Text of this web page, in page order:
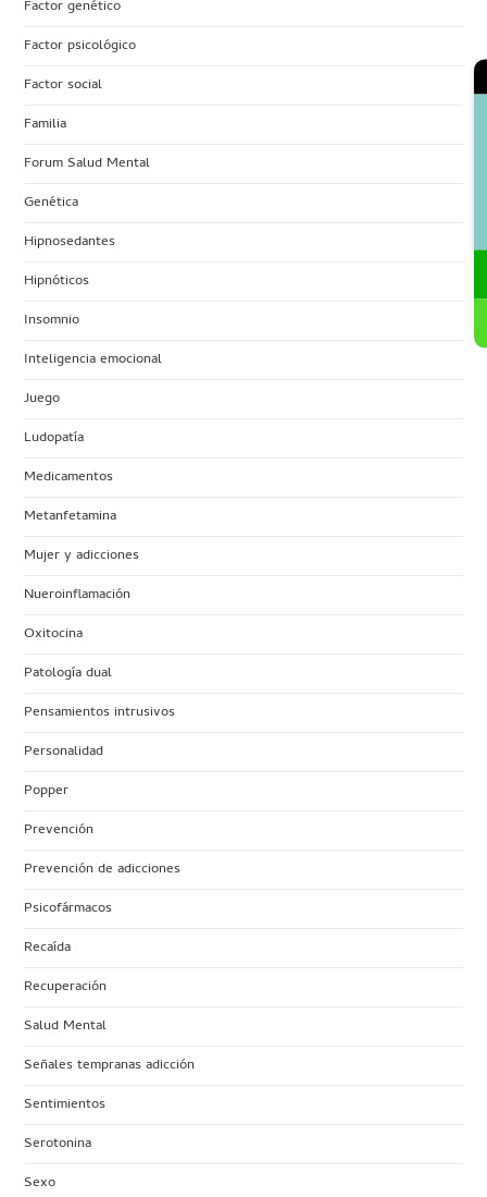
Factor genético
Factor psicológico
Factor social
Familia
Forum Salud Mental
Genética
Hipnosedantes
Hipnóticos
Insomnio
Inteligencia emocional
Juego
Ludopatía
Medicamentos
Metanfetamina
Mujer y adicciones
Nueroinflamación
Oxitocina
Patología dual
Pensamientos intrusivos
Personalidad
Popper
Prevención
Prevención de adicciones
Psicofármacos
Recaída
Recuperación
Salud Mental
Señales tempranas adicción
Sentimientos
Serotonina
Sexo